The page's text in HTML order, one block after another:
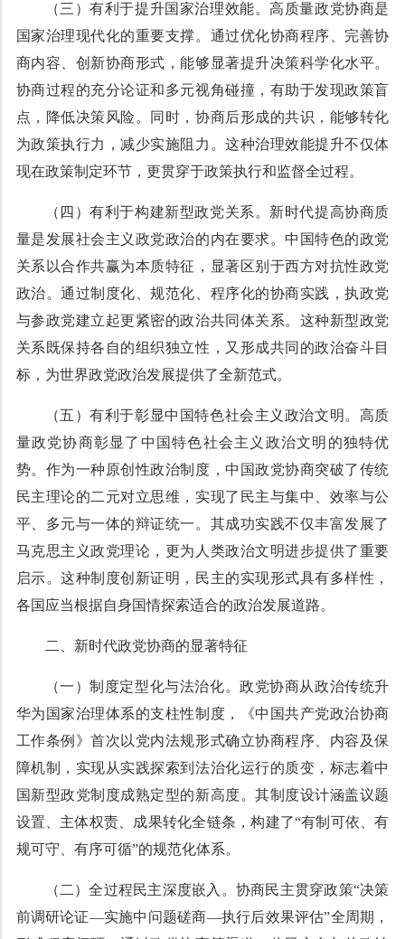
（三）有利于提升国家治理效能。高质量政党协商是
国家治理现代化的重要支撑。通过优化协商程序、完善协
商内容、创新协商形式，能够显著提升决策科学化水平。
协商过程的充分论证和多元视角碰撞，有助于发现政策盲
点，降低决策风险。同时，协商后形成的共识，能够转化
为政策执行力，减少实施阻力。这种治理效能提升不仅体
现在政策制定环节，更贯穿于政策执行和监督全过程。
（四）有利于构建新型政党关系。新时代提高协商质
量是发展社会主义政党政治的内在要求。中国特色的政党
关系以合作共赢为本质特征，显著区别于西方对抗性政党
政治。通过制度化、规范化、程序化的协商实践，执政党
与参政党建立起更紧密的政治共同体关系。这种新型政党
关系既保持各自的组织独立性，又形成共同的政治奋斗目
标，为世界政党政治发展提供了全新范式。
（五）有利于彰显中国特色社会主义政治文明。高质
量政党协商彰显了中国特色社会主义政治文明的独特优
势。作为一种原创性政治制度，中国政党协商突破了传统
民主理论的二元对立思维，实现了民主与集中、效率与公
平、多元与一体的辩证统一。其成功实践不仅丰富发展了
马克思主义政党理论，更为人类政治文明进步提供了重要
启示。这种制度创新证明，民主的实现形式具有多样性，
各国应当根据自身国情探索适合的政治发展道路。
二、新时代政党协商的显著特征
（一）制度定型化与法治化。政党协商从政治传统升
华为国家治理体系的支柱性制度，《中国共产党政治协商
工作条例》首次以党内法规形式确立协商程序、内容及保
障机制，实现从实践探索到法治化运行的质变，标志着中
国新型政党制度成熟定型的新高度。其制度设计涵盖议题
设置、主体权责、成果转化全链条，构建了“有制可依、有
规可守、有序可循”的规范化体系。
（二）全过程民主深度嵌入。协商民主贯穿政策“决策
前调研论证—实施中问题磋商—执行后效果评估”全周期，